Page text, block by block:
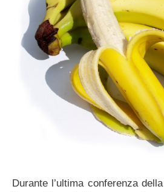
Durante l’ultima conferenza della